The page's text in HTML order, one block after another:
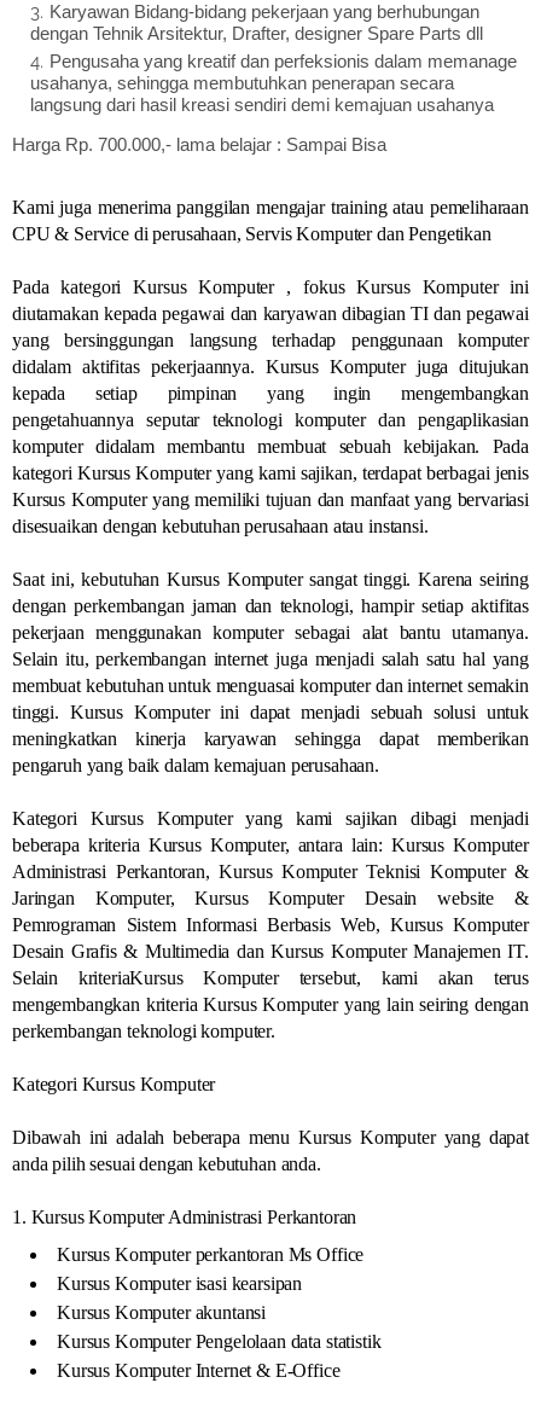
Karyawan Bidang-bidang pekerjaan yang berhubungan
dengan Tehnik Arsitektur, Drafter, designer Spare Parts dll
Pengusaha yang kreatif dan perfeksionis dalam memanage
usahanya, sehingga membutuhkan penerapan secara
langsung dari hasil kreasi sendiri demi kemajuan usahanya
Harga Rp. 700.000,- lama belajar : Sampai Bisa
Kami juga menerima panggilan mengajar training atau pemeliharaan
CPU & Service di perusahaan, Servis Komputer dan Pengetikan
Pada kategori Kursus Komputer , fokus Kursus Komputer ini
diutamakan kepada pegawai dan karyawan dibagian TI dan pegawai
yang bersinggungan langsung terhadap penggunaan komputer
didalam aktifitas pekerjaannya. Kursus Komputer juga ditujukan
kepada setiap pimpinan yang ingin mengembangkan
pengetahuannya seputar teknologi komputer dan pengaplikasian
komputer didalam membantu membuat sebuah kebijakan. Pada
kategori Kursus Komputer yang kami sajikan, terdapat berbagai jenis
Kursus Komputer yang memiliki tujuan dan manfaat yang bervariasi
disesuaikan dengan kebutuhan perusahaan atau instansi.
Saat ini, kebutuhan Kursus Komputer sangat tinggi. Karena seiring
dengan perkembangan jaman dan teknologi, hampir setiap aktifitas
pekerjaan menggunakan komputer sebagai alat bantu utamanya.
Selain itu, perkembangan internet juga menjadi salah satu hal yang
membuat kebutuhan untuk menguasai komputer dan internet semakin
tinggi. Kursus Komputer ini dapat menjadi sebuah solusi untuk
meningkatkan kinerja karyawan sehingga dapat memberikan
pengaruh yang baik dalam kemajuan perusahaan.
Kategori Kursus Komputer yang kami sajikan dibagi menjadi
beberapa kriteria Kursus Komputer, antara lain: Kursus Komputer
Administrasi Perkantoran, Kursus Komputer Teknisi Komputer &
Jaringan Komputer, Kursus Komputer Desain website &
Pemrograman Sistem Informasi Berbasis Web, Kursus Komputer
Desain Grafis & Multimedia dan Kursus Komputer Manajemen IT.
Selain kriteriaKursus Komputer tersebut, kami akan terus
mengembangkan kriteria Kursus Komputer yang lain seiring dengan
perkembangan teknologi komputer.
Kategori Kursus Komputer
Dibawah ini adalah beberapa menu Kursus Komputer yang dapat
anda pilih sesuai dengan kebutuhan anda.
1. Kursus Komputer Administrasi Perkantoran
Kursus Komputer perkantoran Ms Office
Kursus Komputer isasi kearsipan
Kursus Komputer akuntansi
Kursus Komputer Pengelolaan data statistik
Kursus Komputer Internet & E-Office